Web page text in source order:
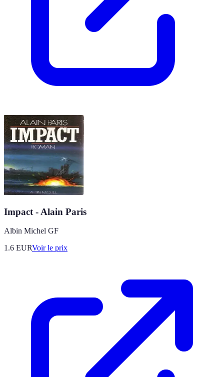
Impact - Alain Paris
Albin Michel GF
1.6 EURVoir le prix